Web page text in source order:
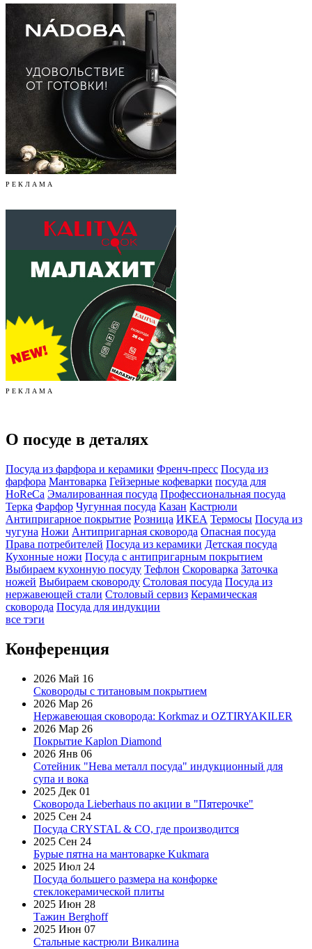
Р Е К Л А М А
Р Е К Л А М А
О посуде в деталях
Посуда из фарфора и керамики Френч-пресс Посуда из
фарфора Мантоварка Гейзерные кофеварки посуда для
HoReCa Эмалированная посуда Профессиональная посуда
Терка Фарфор Чугунная посуда Казан Кастрюли
Антипригарное покрытие Розница ИКЕА Термосы Посуда из
чугуна Ножи Антипригарная сковорода Опасная посуда
Права потребителей Посуда из керамики Детская посуда
Кухонные ножи Посуда с антипригарным покрытием
Выбираем кухонную посуду Тефлон Скороварка Заточка
ножей Выбираем сковороду Столовая посуда Посуда из
нержавеющей стали Столовый сервиз Керамическая
сковорода Посуда для индукции
все тэги
Конференция
2026 Май 16
Сковороды с титановым покрытием
2026 Мар 26
Нержавеющая сковорода: Korkmaz и OZTIRYAKILER
2026 Мар 26
Покрытие Kaplon Diamond
2026 Янв 06
Сотейник "Нева металл посуда" индукционный для
супа и вока
2025 Дек 01
Сковорода Lieberhaus по акции в "Пятерочке"
2025 Сен 24
Посуда CRYSTAL & CO, где производится
2025 Сен 24
Бурые пятна на мантоварке Kukmara
2025 Июл 24
Посуда большего размера на конфорке
стеклокерамической плиты
2025 Июн 28
Тажин Berghoff
2025 Июн 07
Стальные кастрюли Викалина